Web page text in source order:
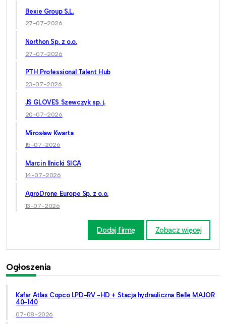
Bexie Group S.L.
27-07-2026
Northon Sp. z o.o.
27-07-2026
PTH Professional Talent Hub
23-07-2026
JS GLOVES Szewczyk sp. j.
20-07-2026
Mirosław Kwarta
15-07-2026
Marcin Ilnicki SICA
14-07-2026
AgroDrone Europe Sp. z o.o.
13-07-2026
Dodaj firmę Zobacz więcej
Ogłoszenia
Kafar Atlas Copco LPD-RV -HD + Stacja hydrauliczna Belle MAJOR
40-140
07-08-2026